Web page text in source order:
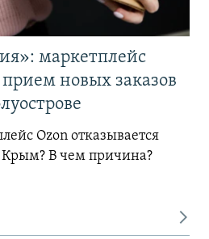
маркетплейс
новых заказов
Ozon отказывается
Крым? В чем причина?